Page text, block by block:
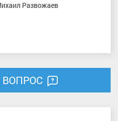
Развожаев